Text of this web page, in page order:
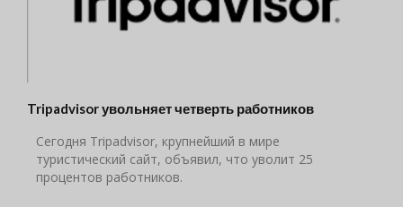
Tripadvisor увольняет четверть работников
Сегодня Tripadvisor, крупнейший в мире
туристический сайт, объявил, что уволит 25
процентов работников.